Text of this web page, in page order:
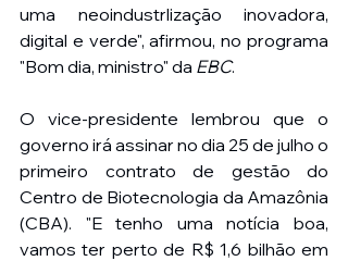
uma neoindustrlização inovadora,
digital e verde", afirmou, no programa
"Bom dia, ministro" da EBC.
O vice-presidente lembrou que o
governo irá assinar no dia 25 de julho o
primeiro contrato de gestão do
Centro de Biotecnologia da Amazônia
(CBA). "E tenho uma notícia boa,
vamos ter perto de R$ 1,6 bilhão em